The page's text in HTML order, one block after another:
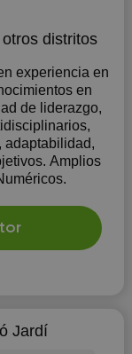
distritos
experiencia en
en
de liderazgo,
adaptabilidad,
Amplios
Jardí